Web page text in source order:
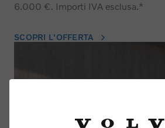
6.000 €. Importi IVA esclusa.*
SCOPRI L'OFFERTA